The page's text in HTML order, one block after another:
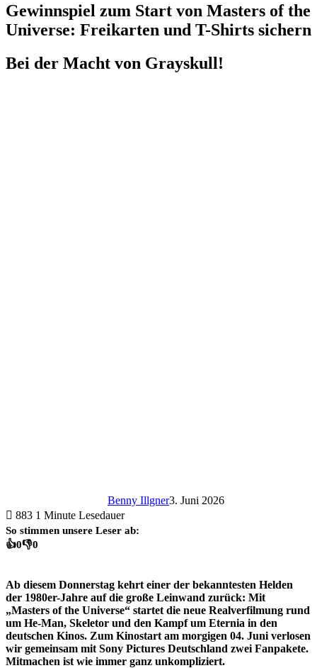
Gewinnspiel zum Start von Masters of the
Universe: Freikarten und T-Shirts sichern
Bei der Macht von Grayskull!
Benny Illgner3. Juni 2026
883 1 Minute Lesedauer
So stimmen unsere Leser ab:
👍0👎0
Ab diesem Donnerstag kehrt einer der bekanntesten Helden
der 1980er-Jahre auf die große Leinwand zurück: Mit
„Masters of the Universe“ startet die neue Realverfilmung rund
um He-Man, Skeletor und den Kampf um Eternia in den
deutschen Kinos. Zum Kinostart am morgigen 04. Juni verlosen
wir gemeinsam mit Sony Pictures Deutschland zwei Fanpakete.
Mitmachen ist wie immer ganz unkompliziert.